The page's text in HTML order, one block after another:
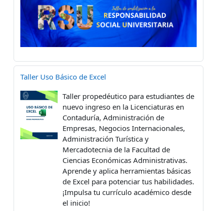
Taller Uso Básico de Excel
Taller propedéutico para estudiantes de
nuevo ingreso en la Licenciaturas en
Contaduría, Administración de
Empresas, Negocios Internacionales,
Administración Turística y
Mercadotecnia de la Facultad de
Ciencias Económicas Administrativas.
Aprende y aplica herramientas básicas
de Excel para potenciar tus habilidades.
¡Impulsa tu currículo académico desde
el inicio!